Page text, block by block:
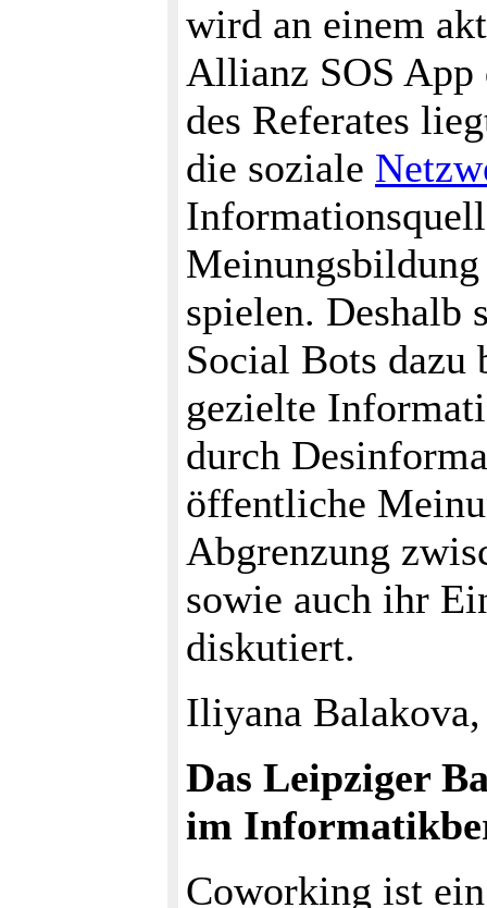
wird an einem
Allianz SOS App
des Referates
die soziale
spielen. Deshalb
Social Bots dazu
gezielte
durch
öffentliche
Abgrenzung
sowie auch ihr
diskutiert.
Iliyana
Das Leipziger
im
Coworking ist ein